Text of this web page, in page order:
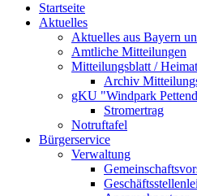
Startseite
Aktuelles
Aktuelles aus Bayern
Amtliche Mitteilungen
Mitteilungsblatt /
Archiv
gKU "Windpark
Stromertrag
Notruftafel
Bürgerservice
Verwaltung